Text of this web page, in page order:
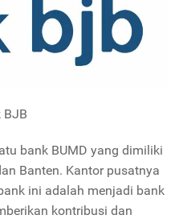
BJB
bank BUMD yang dimiliki
Banten. Kantor pusatnya
ini adalah menjadi bank
kontribusi dan